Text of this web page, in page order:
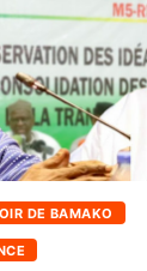
DE BAMAKO